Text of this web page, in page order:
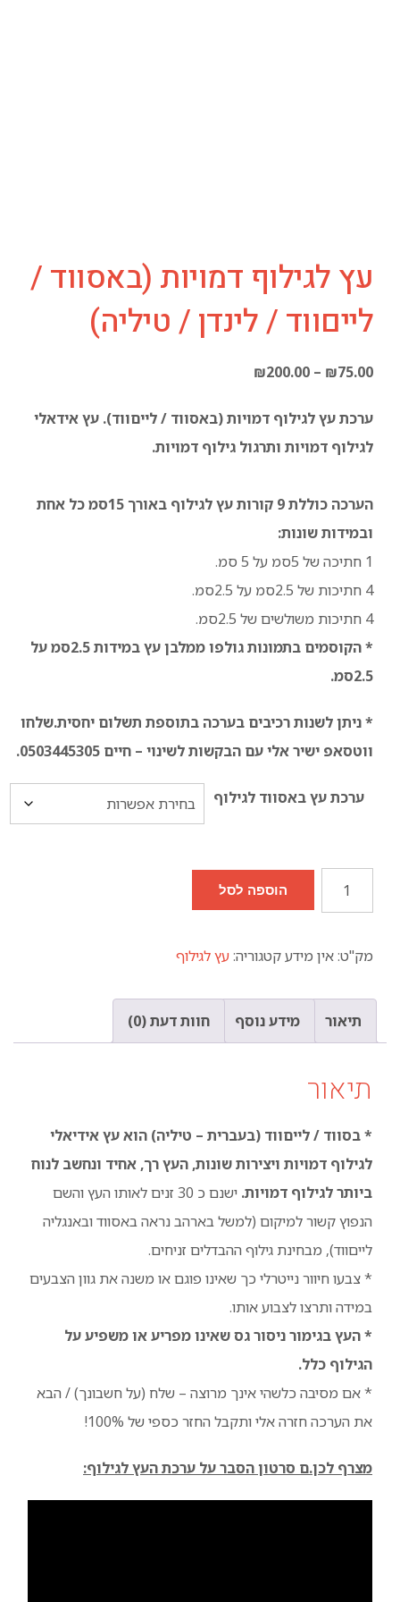
עץ לגילוף דמויות (באסווד /
לייםווד / לינדן / טיליה)
₪75.00
–
₪200.00 טווח
עד
ערכת עץ לגילוף דמויות (באסווד / לייםווד). עץ אידאלי
לגילוף דמויות ותרגול גילוף דמויות.
הערכה כוללת 9 קורות עץ לגילוף באורך 15סמ כל אחת
ובמידות שונות:
1 חתיכה של 5סמ על 5 סמ.
4 חתיכות של 2.5סמ על 2.5סמ.
4 חתיכות משולשים של 2.5סמ.
* הקוסמים בתמונות גולפו ממלבן עץ במידות 2.5סמ על
2.5סמ.
* ניתן לשנות רכיבים בערכה בתוספת תשלום יחסית.שלחו
ווטסאפ ישיר אלי עם הבקשות לשינוי – חיים 0503445305.
ערכת עץ באסווד לגילוף
כמות
של
לגילוף
דמויות
(באסווד
לייםווד
לינדן
טיליה)
הוספה לסל
מק"ט:אין מידעקטגוריה:עץ לגילוף
תיאור מידע נוסף חוות דעת (0)
תיאור
* בסווד / לייםווד (בעברית – טיליה) הוא עץ אידיאלי
לגילוף דמויות ויצירות שונות, העץ רך, אחיד ונחשב לנוח
ביותר לגילוף דמויות.
ישנם כ 30 זנים לאותו העץ והשם
הנפוץ קשור למיקום (למשל בארהב נראה באסווד ובאנגליה
לייםווד), מבחינת גילוף ההבדלים זניחים.
* צבעו חיוור נייטרלי כך שאינו פוגם או משנה את גוון הצבעים
במידה ותרצו לצבוע אותו.
* העץ בגימור ניסור גס שאינו מפריע או משפיע על
הגילוף כלל.
* אם מסיבה כלשהי אינך מרוצה – שלח (על חשבונך) / הבא
את הערכה חזרה אלי ותקבל החזר כספי של 100%!
מצרף לכן.ם סרטון הסבר על ערכת העץ לגילוף: